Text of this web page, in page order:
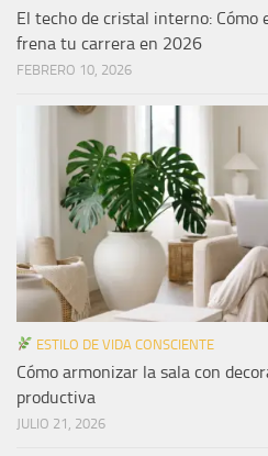
El techo de cristal interno: Cómo
frena tu carrera en 2026
FEBRERO 10, 2026
ESTILO DE VIDA CONSCIENTE
Cómo armonizar la sala con
productiva
JULIO 21, 2026